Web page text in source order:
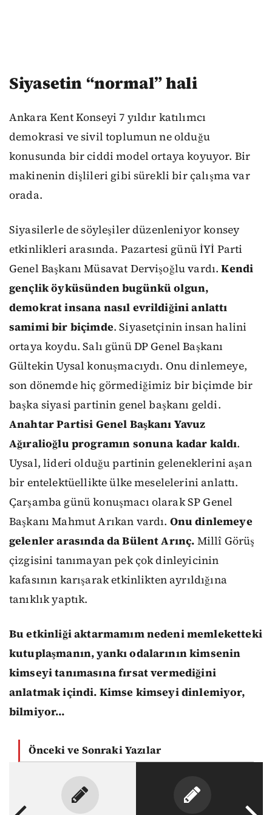
Siyasetin “normal” hali
Ankara Kent Konseyi 7 yıldır katılımcı
demokrasi ve sivil toplumun ne olduğu
konusunda bir ciddi model ortaya koyuyor. Bir
makinenin dişlileri gibi sürekli bir çalışma var
orada.
Siyasilerle de söyleşiler düzenleniyor konsey
etkinlikleri arasında. Pazartesi günü İYİ Parti
Genel Başkanı Müsavat Dervişoğlu vardı.Kendi
gençlik öyküsünden bugünkü olgun,
demokrat insana nasıl evrildiğini anlattı
samimi bir biçimde. Siyasetçinin insan halini
ortaya koydu. Salı günü DP Genel Başkanı
Gültekin Uysal konuşmacıydı. Onu dinlemeye,
son dönemde hiç görmediğimiz bir biçimde bir
başka siyasi partinin genel başkanı geldi.
Anahtar Partisi Genel Başkanı Yavuz
Ağıralioğlu programın sonuna kadar kaldı.
Uysal, lideri olduğu partinin geleneklerini aşan
bir entelektüellikte ülke meselelerini anlattı.
Çarşamba günü konuşmacı olarak SP Genel
Başkanı Mahmut Arıkan vardı. Onu dinlemeye
gelenler arasında da Bülent Arınç. Millî Görüş
çizgisini tanımayan pek çok dinleyicinin
kafasının karışarak etkinlikten ayrıldığına
tanıklık yaptık.
Bu etkinliği aktarmamım nedeni memleketteki
kutuplaşmanın, yankı odalarının kimsenin
kimseyi tanımasına fırsat vermediğini
anlatmak içindi. Kimse kimseyi dinlemiyor,
bilmiyor…
Önceki ve Sonraki Yazılar